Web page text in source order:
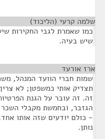
שלמה קרעי (הליכוד)
כמו שאמרת לגבי החקירות
שיש בעיה.
ארז אורעד
שמות חברי הוועד המנהל,
תצדיק אותי כמשפטן; לא
זה. זה עובר על הגנת
הגזבר, ובחמשת מקבלי
- כולם יודעים שזה אותו
נותן.